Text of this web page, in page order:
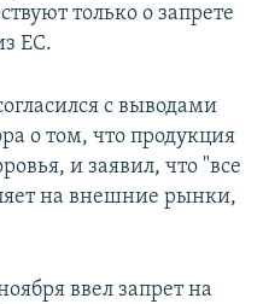
только о запрете
ЕС.
с выводами
о том, что продукция
и заявил, что "все
на внешние рынки,
ввел запрет на